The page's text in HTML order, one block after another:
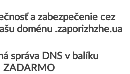
a zabezpečenie cez
doménu .zaporizhzhe.ua
správa DNS v balíku
ZADARMO